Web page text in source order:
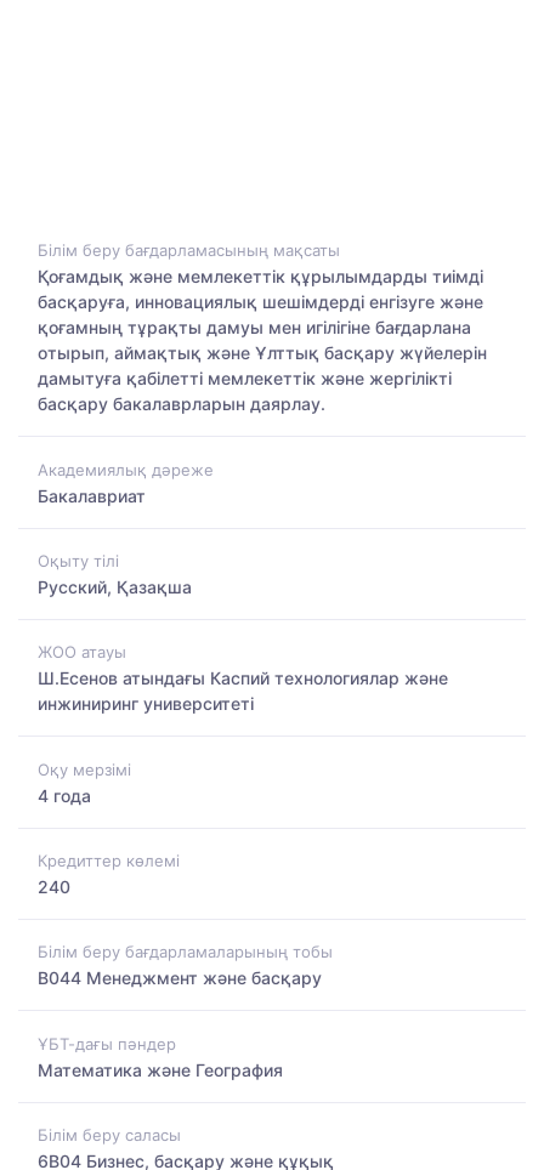
Білім беру бағдарламасының мақсаты
Қоғамдық және мемлекеттік құрылымдарды тиімді
басқаруға, инновациялық шешімдерді енгізуге және
қоғамның тұрақты дамуы мен игілігіне бағдарлана
отырып, аймақтық және Ұлттық басқару жүйелерін
дамытуға қабілетті мемлекеттік және жергілікті
басқару бакалаврларын даярлау.
Академиялық дәреже
Бакалавриат
Оқыту тілі
Русский, Қазақша
ЖОО атауы
Ш.Есенов атындағы Каспий технологиялар және
инжиниринг университеті
Оқу мерзімі
4 года
Кредиттер көлемі
240
Білім беру бағдарламаларының тобы
B044 Менеджмент және басқару
ҰБТ-дағы пәндер
Математика және География
Білім беру саласы
6B04 Бизнес, басқару және құқық